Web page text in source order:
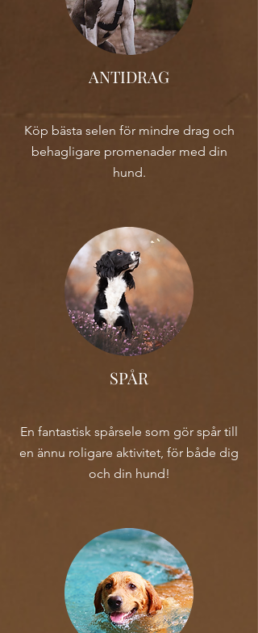
ANTIDRAG
Köp bästa selen för mindre drag och
behagligare promenader med din
hund.
SPÅR
En fantastisk spårsele som gör spår till
en ännu roligare aktivitet, för både dig
och din hund!